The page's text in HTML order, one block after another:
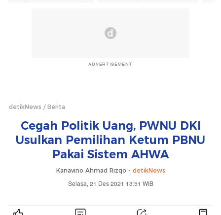
ADVERTISEMENT
detikNews Berita
Cegah Politik Uang, PWNU DKI
Usulkan Pemilihan Ketum PBNU
Pakai Sistem AHWA
Kanavino Ahmad Rizqo - detikNews
Selasa, 21 Des 2021 13:51 WIB